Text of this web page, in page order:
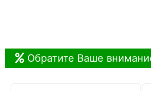
Обратите Ваше